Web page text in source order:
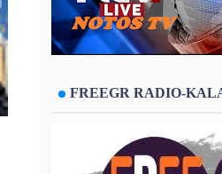
FREEGR RADIO-